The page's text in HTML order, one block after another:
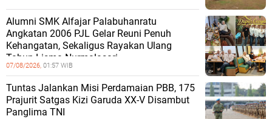
Alumni SMK Alfajar Palabuhanratu
Angkatan 2006 PJL Gelar Reuni Penuh
Kehangatan, Sekaligus Rayakan Ulang
Tahun Lisma Nurmalasari
07/08/2026, 01:57 WIB
Tuntas Jalankan Misi Perdamaian PBB, 175
Prajurit Satgas Kizi Garuda XX-V Disambut
Panglima TNI